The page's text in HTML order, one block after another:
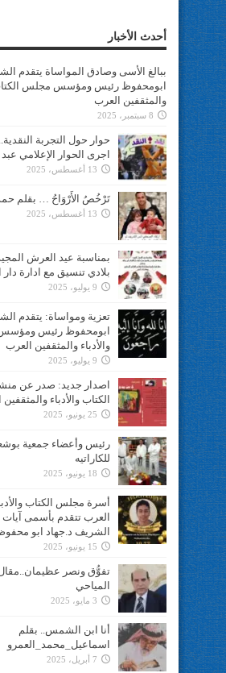
أحدث الأخبار
ببالغ الأسى وصادق المواساة يتقدم
ابومحفوظ رئيس ومؤسس مجلس الكتاب
والمثقفين العرب
8 سبتمبر، 2025
حوار حول التجربة
اجرى الحوار الإعلامي
13 أغسطس، 2025
تَرْخُصُ الأَرْوَاحُ … بقلم
13 أغسطس، 2025
بمناسبة عيد العرش
بلادي تنسيق مع ادارة
9 يوليو، 2025
تعزية ومواساة: يتقدم
ابومحفوظ رئيس
والأدباء والمثقفين العرب
9 يوليو، 2025
اصدار جديد: صدر عن
الكتاب والأدباء
25 يونيو، 2025
رئيس وأعضاء جمعية
للكاراتيه
18 يونيو، 2025
أسرة مجلس الكتاب
العرب تتقدم بأسمى آيات
الشريف د.جهاد ابو
15 يونيو، 2025
تفوُّق ونصر
المياحي
3 مايو، 2025
أنا ابن الشمس.. بقلم
اسماعيل_محمد_العمرو
7 أبريل، 2025